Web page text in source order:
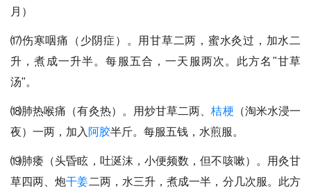
月）
⒄伤寒咽痛（少阴症）。用甘草二两，蜜水灸过，加水二
升，煮成一升半。每服五合，一天服两次。此方名"甘草
汤"。
⒅肺热喉痛（有灸热）。用炒甘草二两、桔梗 （淘米水浸一
夜）一两，加入 阿胶半斤。每服五钱，水煎服。
⒆肺痿（头昏眩，吐涎沫，小便频数，但不咳嗽）。用灸甘
草四两、炮干姜二两，水三升，煮成一半，分几次服。此方